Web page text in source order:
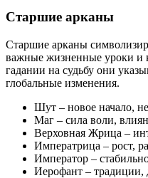
Старшие арканы
Старшие арканы
важные жизненные уроки и
гадании на судьбу они
глобальные изменения.
Шут – новое начало,
Маг – сила воли,
Верховная Жрица –
Императрица – рост,
Император –
Иерофант – традиции,